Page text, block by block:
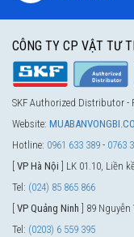
CÔNG TY CP VẬT TƯ
SKF Authorized Distributor
Website:
Hotline: 0961 633 389 - 0763
VP Hà Nội ] LK 01.10, Liền
Tel: (024) 85 865 866
VP Quảng Ninh ] 89
Tel: (0203) 6 559 395